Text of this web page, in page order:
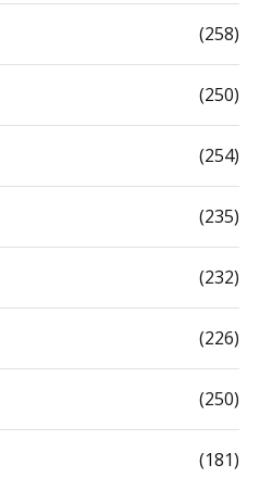
(258)
(250)
(254)
(235)
(232)
(226)
(250)
(181)